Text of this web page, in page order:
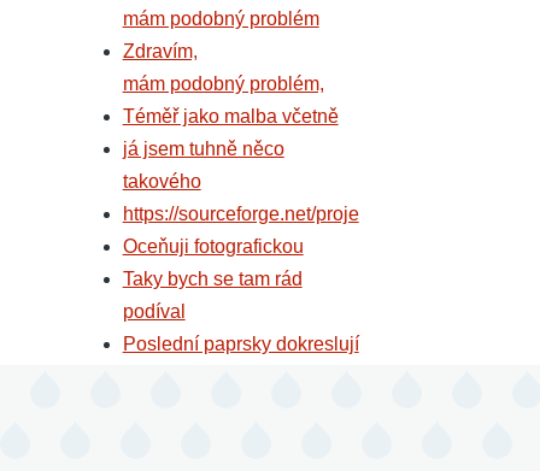
mám podobný problém
Zdravím,
mám podobný problém,
Téměř jako malba včetně
já jsem tuhně něco
takového
https://sourceforge.net/proje
Oceňuji fotografickou
Taky bych se tam rád
podíval
Poslední paprsky dokreslují